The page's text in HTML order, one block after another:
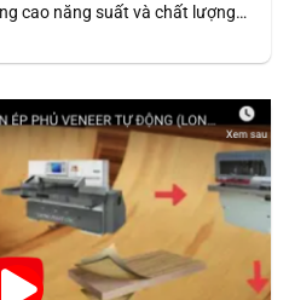
cao năng suất và chất lượng
giữa máy dán cạnh tự động và